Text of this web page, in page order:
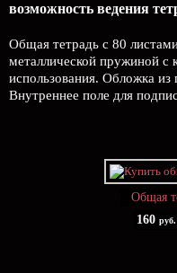
возможность ведения
Общая тетрадь с 80
металлической пружиной с
использования. Обложка из
Внутреннее поле для
Общая
160 руб.